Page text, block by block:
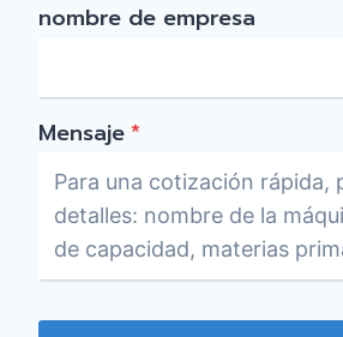
nombre de empresa
Mensaje*